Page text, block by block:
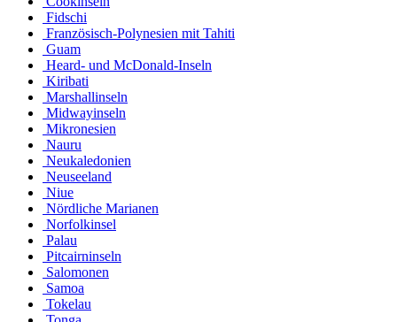
Fidschi
Französisch-Polynesien mit Tahiti
Guam
Heard- und McDonald-Inseln
Kiribati
Marshallinseln
Midwayinseln
Mikronesien
Nauru
Neukaledonien
Neuseeland
Niue
Nördliche Marianen
Norfolkinsel
Palau
Pitcairninseln
Salomonen
Samoa
Tokelau